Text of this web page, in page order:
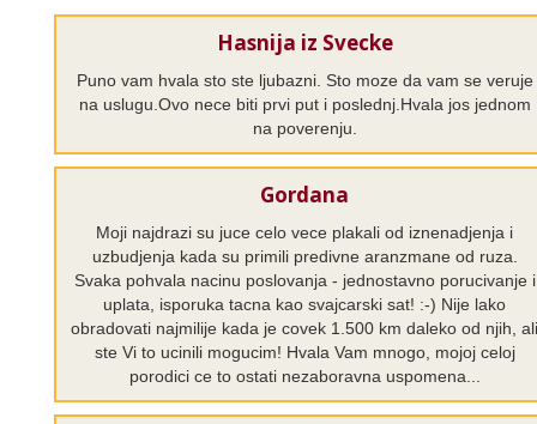
Hasnija iz Svecke
Puno vam hvala sto ste ljubazni. Sto moze da vam se veruje
na uslugu.Ovo nece biti prvi put i poslednj.Hvala jos jednom
na poverenju.
Gordana
Moji najdrazi su juce celo vece plakali od iznenadjenja i
uzbudjenja kada su primili predivne aranzmane od ruza.
Svaka pohvala nacinu poslovanja - jednostavno porucivanje i
uplata, isporuka tacna kao svajcarski sat! :-) Nije lako
obradovati najmilije kada je covek 1.500 km daleko od njih, ali
ste Vi to ucinili mogucim! Hvala Vam mnogo, mojoj celoj
porodici ce to ostati nezaboravna uspomena...